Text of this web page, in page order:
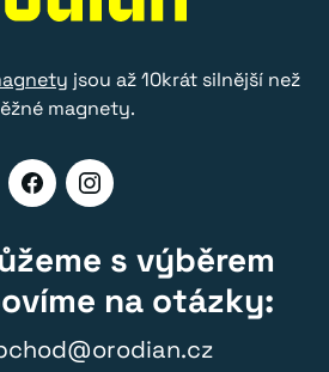
jsou až 10krát silnější než
magnety.
s výběrem
na otázky: